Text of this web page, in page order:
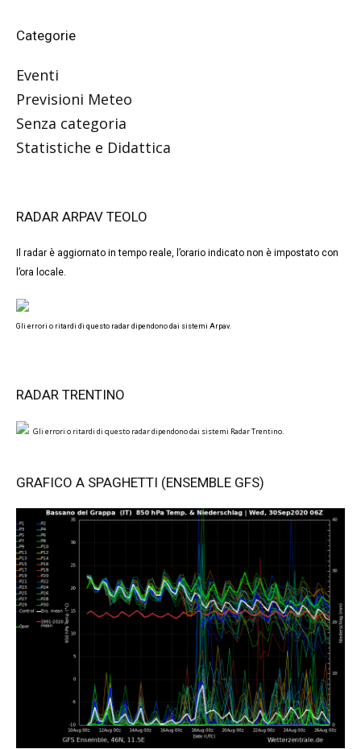
Categorie
Eventi
Previsioni Meteo
Senza categoria
Statistiche e Didattica
RADAR ARPAV TEOLO
Il radar è aggiornato in tempo reale, l’orario indicato non è impostato con
l’ora locale.
Gli errori o ritardi di questo radar dipendono dai sistemi Arpav.
RADAR TRENTINO
Gli errori o ritardi di questo radar dipendono dai sistemi Radar Trentino.
GRAFICO A SPAGHETTI (ENSEMBLE GFS)